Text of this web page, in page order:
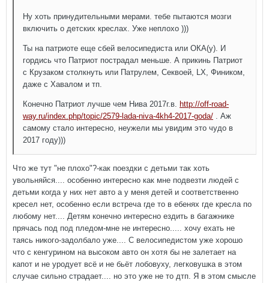
Ну хоть принудительными мерами. тебе пытаются мозги
включить о детских креслах. Уже неплохо )))
Ты на патриоте еще сбей велосипедиста или ОКА(у). И
гордись что Патриот пострадал меньше. А прикинь Патриот
с Крузаком столкнуть или Патрулем, Секвоей, LX, Фиником,
даже с Хавалом и тп.
Конечно Патриот лучше чем Нива 2017г.в. http://off-road-
way.ru/index.php/topic/2579-lada-niva-4kh4-2017-goda/ . Аж
самому стало интересно, неужели мы увидим это чудо в
2017 году)))
Что же тут "не плохо"?-как поездки с детьми так хоть
увольняйся.... особенно интересно как мне подвезти людей с
детьми когда у них нет авто а у меня детей и соответственно
кресел нет, особенно если встреча где то в ебенях где кресла по
любому нет.... Детям конечно интересно ездить в багажнике
прячась под под пледом-мне не интересно..... хочу ехать не
таясь никого-задолбало уже.... С велосипедистом уже хорошо
что с кенгурином на высоком авто он хотя бы не залетает на
капот и не уродует всё и не бьёт лобовуху, легковушка в этом
случае сильно страдает.... но это уже не то дтп. Я в этом смысле